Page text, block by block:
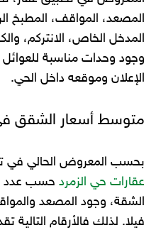
المصعد، المواقف، المطبخ
المدخل الخاص، الانتركم،
وجود وحدات مناسبة
الإعلان وموقعه داخل الحي.
متوسط أسعار الشقق
بحسب المعروض الحالي في
عقارات حي الزمرد حسب عدد
الشقة، وجود المصعد
فيلا. لذلك فالأرقام